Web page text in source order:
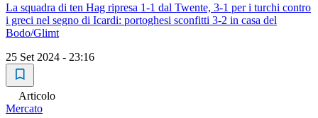
La squadra di ten Hag ripresa 1-1 dal Twente, 3-1 per i turchi contro
i greci nel segno di Icardi: portoghesi sconfitti 3-2 in casa del
Bodo/Glimt
25 Set 2024 - 23:16
Articolo
Mercato